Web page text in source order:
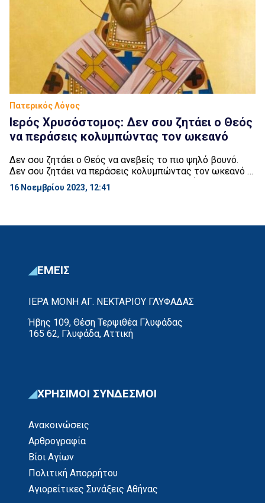
Πατερικός Λόγος
Ιερός Χρυσόστομος: Δεν σου ζητάει ο Θεός
να περάσεις κολυμπώντας τον ωκεανό
Δεν σου ζητάει ο Θεός να ανεβείς το πιο ψηλό βουνό.
Δεν σου ζητάει να περάσεις κολυμπώντας τον ωκεανό ή
να σκάψεις τόσα και τόσα στρέμματα γης ή να μείνεις
νηστικός ή να φορέσεις τρίχινο σάκο. Τι σου ζητάει; Να
16 Νοεμβρίου 2023, 12:41
ΕΜΕΙΣ
ΙΕΡΑ ΜΟΝΗ ΑΓ. ΝΕΚΤΑΡΙΟΥ ΓΛΥΦΑΔΑΣ
Ήβης 109, Θέση Τερψιθέα Γλυφάδας
165 62, Γλυφάδα, Αττική
ΧΡΗΣΙΜΟΙ ΣΥΝΔΕΣΜΟΙ
Ανακοινώσεις
Αρθρογραφία
Βίοι Αγίων
Πολιτική Απορρήτου
Αγιορείτικες Συνάξεις Αθήνας